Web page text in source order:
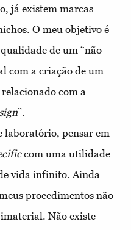
já existem marcas
O meu objetivo é
de um “não
com a criação de um
com a
”.
laboratório, pensar em
com uma utilidade
vida infinito. Ainda
procedimentos não
Não existe